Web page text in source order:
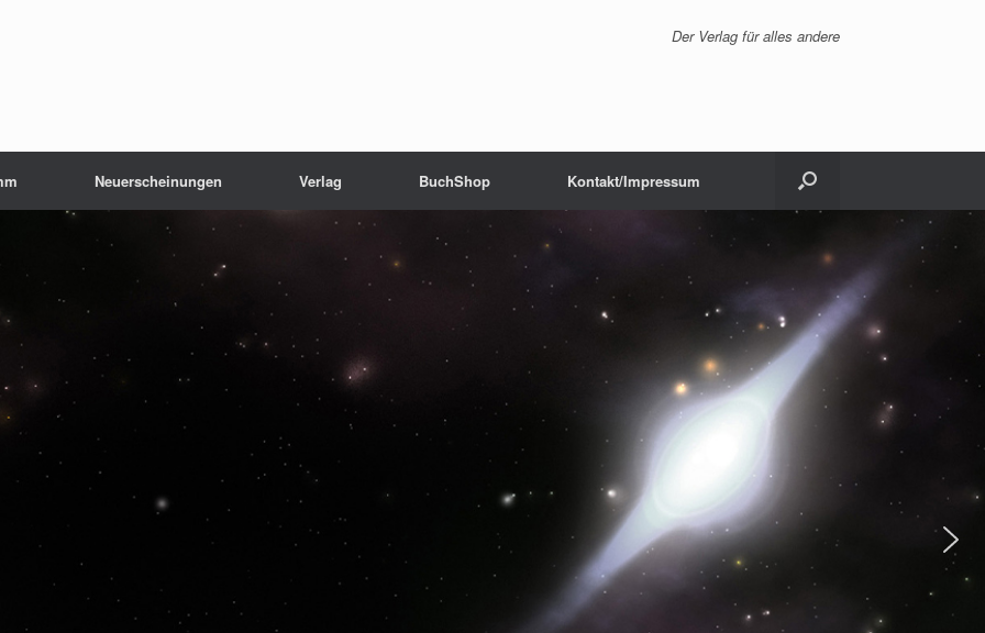
Der Verlag für alles andere
Neuerscheinungen Verlag BuchShop Kontakt/Impressum